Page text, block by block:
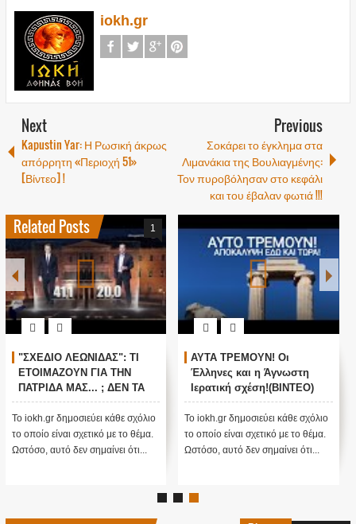
iokh.gr
Next
Kapustin Yar: Η Ρωσική άκρως
απόρρητη «Περιοχή 51»
[Βίντεο] !
Previous
Σοκάρει το έγκλημα στα
Λιμανάκια της Βουλιαγμένης:
Τον πυροβόλησαν στο κεφάλι
και του έβαλαν φωτιά !!!
Related Posts 1
"ΣΧΕΔΙΟ ΛΕΩΝΙΔΑΣ": ΤΙ
ΕΤΟΙΜΑΖΟΥΝ ΓΙΑ ΤΗΝ
ΠΑΤΡΙΔΑ ΜΑΣ... ; ΔΕΝ ΤΑ
ΕΙΠΕ ΤΥΧΑΙΑ ΣΤΙΣ
13/11/2015...
Το iokh.gr δημοσιεύει κάθε σχόλιο
το οποίο είναι σχετικό με το θέμα.
Ωστόσο, αυτό δεν σημαίνει ότι...
ΑΥΤΑ ΤΡΕΜΟΥΝ! Οι
Έλληνες και η Άγνωστη
Ιερατική σχέση!(ΒΙΝΤΕΟ)
Το iokh.gr δημοσιεύει κάθε σχόλιο
το οποίο είναι σχετικό με το θέμα.
Ωστόσο, αυτό δεν σημαίνει ότι...